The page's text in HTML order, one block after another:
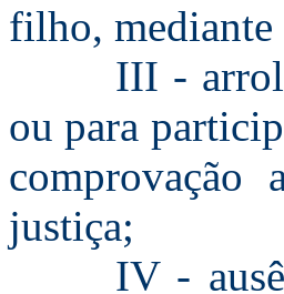
filho, mediante
III -
ou para
comprovação
justiça;
IV -